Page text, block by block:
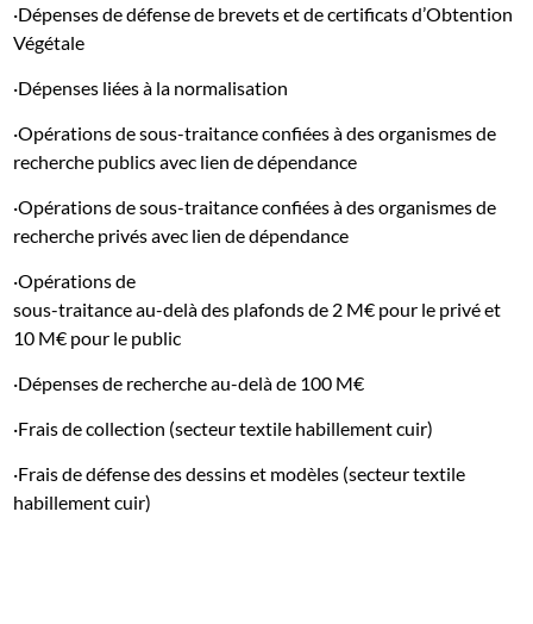
·Dépenses de défense de brevets et de certificats d’Obtention
Végétale
·Dépenses liées à la normalisation
·Opérations de sous-traitance confiées à des organismes de
recherche publics avec lien de dépendance
·Opérations de sous-traitance confiées à des organismes de
recherche privés avec lien de dépendance
·Opérations de
sous-traitance au-delà des plafonds de 2 M€ pour le privé et
10 M€ pour le public
·Dépenses de recherche au-delà de 100 M€
·Frais de collection (secteur textile habillement cuir)
·Frais de défense des dessins et modèles (secteur textile
habillement cuir)